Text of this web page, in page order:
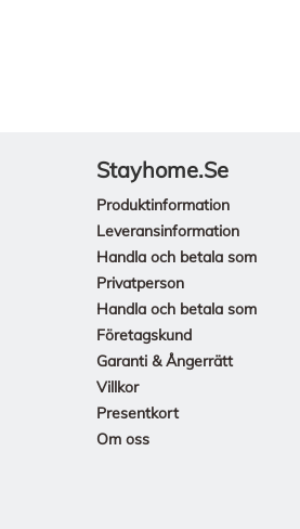
Stayhome.se
Produktinformation
Leveransinformation
Handla och betala som
Privatperson
Handla och betala som
Företagskund
Garanti & Ångerrätt
Villkor
Presentkort
Om oss